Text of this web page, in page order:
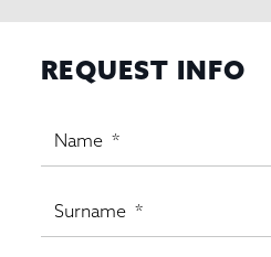
REQUEST INFO